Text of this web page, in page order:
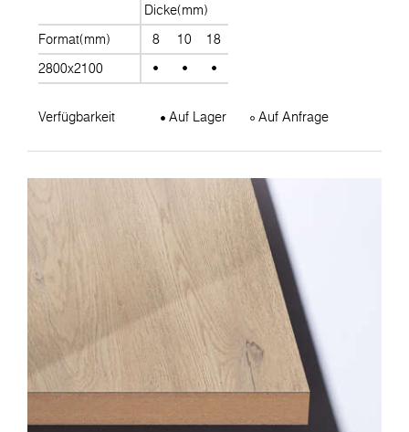
Dicke(mm)
Format(mm)
8 10
18
2800x2100
Verfügbarkeit Auf Lager Auf Anfrage